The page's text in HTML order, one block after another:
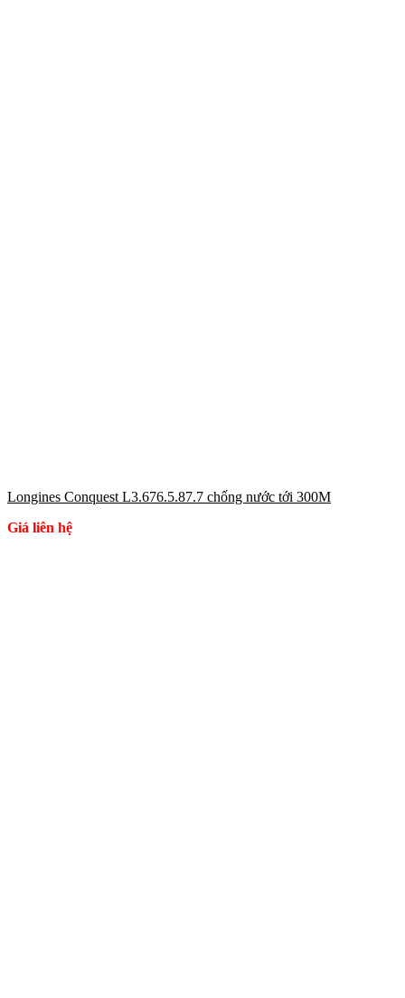
Longines Conquest L3.676.5.87.7 chống nước tới 300M
Giá liên hệ